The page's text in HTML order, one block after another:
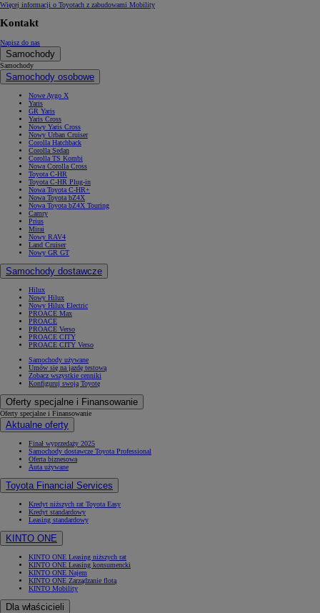
Więcej informacji o Toyotach z zabudowami Mobility
Kontakt
Napisz do nas
Samochody
Samochody
Samochody osobowe
Nowe Aygo X
Yaris
GR Yaris
Yaris Cross
Nowy Yaris Cross
Nowy Urban Cruiser
Corolla Hatchback
Corolla Sedan
Corolla TS Kombi
Nowa Corolla Cross
Toyota C-HR
Toyota C-HR Plug-in
Nowa Toyota C-HR+
Nowa Toyota bZ4X
Nowa Toyota bZ4X Touring
Camry
Prius
Mirai
Nowy RAV4
Land Cruiser
Nowy GR GT
Samochody dostawcze
Hilux
Nowy Hilux
Nowy Hilux Electric
PROACE Max
PROACE
PROACE Verso
PROACE CITY
PROACE CITY Verso
Samochody używane
Umów się na jazdę testową
Zobacz wszystkie cenniki
Konfiguruj swoją Toyotę
Oferty specjalne i Finansowanie
Oferty specjalne i Finansowanie
Aktualne oferty
Finał wyprzedaży 2025
Samochody dostawcze Toyota Professional
Oferta biznesowa
Auta używane
Toyota Financial Services
Kredyt niższych rat Toyota Easy
Kredyt standardowy
Leasing standardowy
KINTO ONE
KINTO ONE Leasing niższych rat
KINTO ONE Leasing konsumencki
KINTO ONE Najem
KINTO ONE Zarządzanie flotą
KINTO Mobility
Dla właścicieli